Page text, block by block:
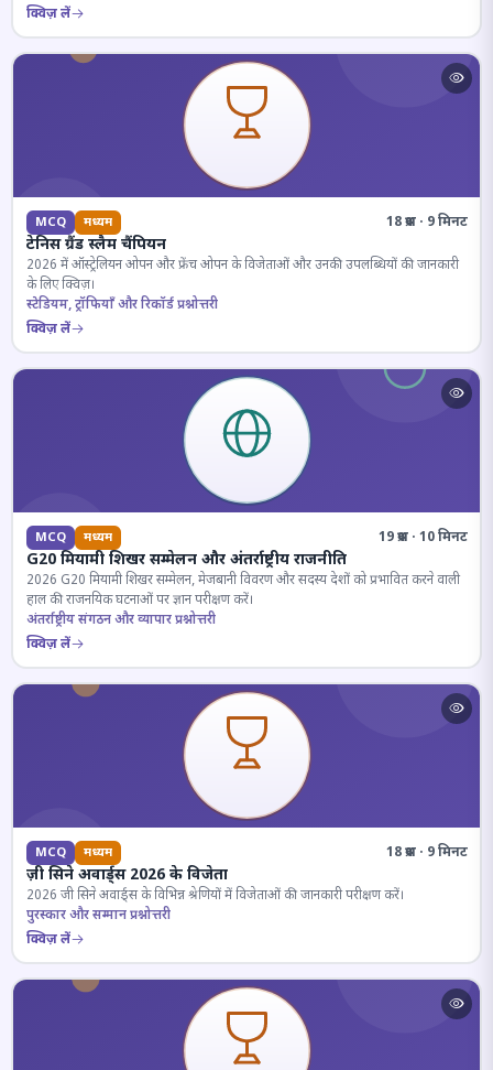
क्विज़ लें
MCQ मध्यम 18 प्रश्न · 9 मिनट
टेनिस ग्रैंड स्लैम चैंपियन
2026 में ऑस्ट्रेलियन ओपन और फ्रेंच ओपन के विजेताओं और उनकी उपलब्धियों की जानकारी
के लिए क्विज़।
स्टेडियम, ट्रॉफियाँ और रिकॉर्ड प्रश्नोत्तरी
क्विज़ लें
MCQ मध्यम 19 प्रश्न · 10 मिनट
G20 मियामी शिखर सम्मेलन और अंतर्राष्ट्रीय राजनीति
2026 G20 मियामी शिखर सम्मेलन, मेजबानी विवरण और सदस्य देशों को प्रभावित करने वाली
हाल की राजनयिक घटनाओं पर ज्ञान परीक्षण करें।
अंतर्राष्ट्रीय संगठन और व्यापार प्रश्नोत्तरी
क्विज़ लें
MCQ मध्यम 18 प्रश्न · 9 मिनट
ज़ी सिने अवार्ड्स 2026 के विजेता
2026 जी सिने अवार्ड्स के विभिन्न श्रेणियों में विजेताओं की जानकारी परीक्षण करें।
पुरस्कार और सम्मान प्रश्नोत्तरी
क्विज़ लें